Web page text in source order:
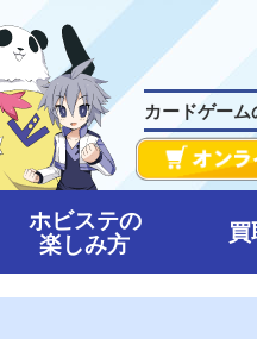
カードゲー
ホビステの
楽しみ方